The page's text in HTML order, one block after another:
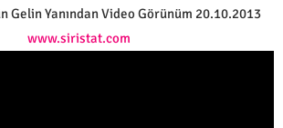
Gelin Yanından Video Görünüm 20.10.2013
www.siristat.com